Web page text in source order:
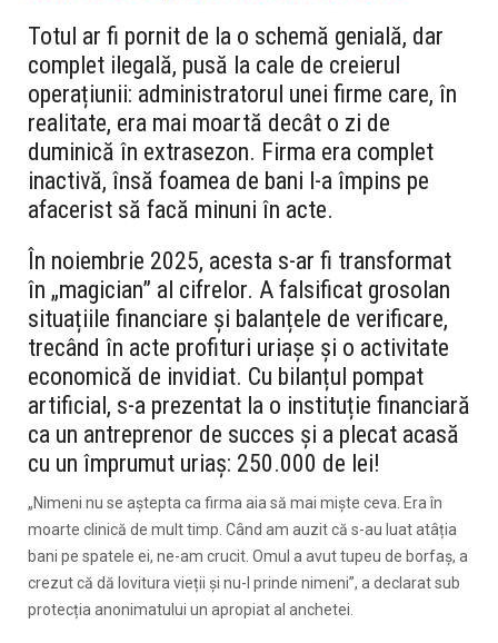
Totul ar fi pornit de la o schemă genială, dar
complet ilegală, pusă la cale de creierul
operațiunii: administratorul unei firme care, în
realitate, era mai moartă decât o zi de
duminică în extrasezon. Firma era complet
inactivă, însă foamea de bani l-a împins pe
afacerist să facă minuni în acte.
În noiembrie 2025, acesta s-ar fi transformat
în „magician” al cifrelor. A falsificat grosolan
situațiile financiare și balanțele de verificare,
trecând în acte profituri uriașe și o activitate
economică de invidiat. Cu bilanțul pompat
artificial, s-a prezentat la o instituție financiară
ca un antreprenor de succes și a plecat acasă
cu un împrumut uriaș: 250.000 de lei!
„Nimeni nu se aștepta ca firma aia să mai miște ceva. Era în
moarte clinică de mult timp. Când am auzit că s-au luat atâția
bani pe spatele ei, ne-am crucit. Omul a avut tupeu de borfaș, a
crezut că dă lovitura vieții și nu-l prinde nimeni”, a declarat sub
protecția anonimatului un apropiat al anchetei.